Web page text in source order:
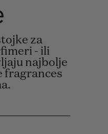
za
- ili
najbolje
fragrances